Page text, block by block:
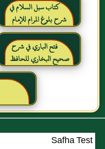
كتاب سبل السلام في
شرح بلوغ المرام للإمام
الصنعاني رحمه الله
فتح الباري في شرح
صحيح البخاري للحافظ
ابن حجر العسقلاني
Safha Test